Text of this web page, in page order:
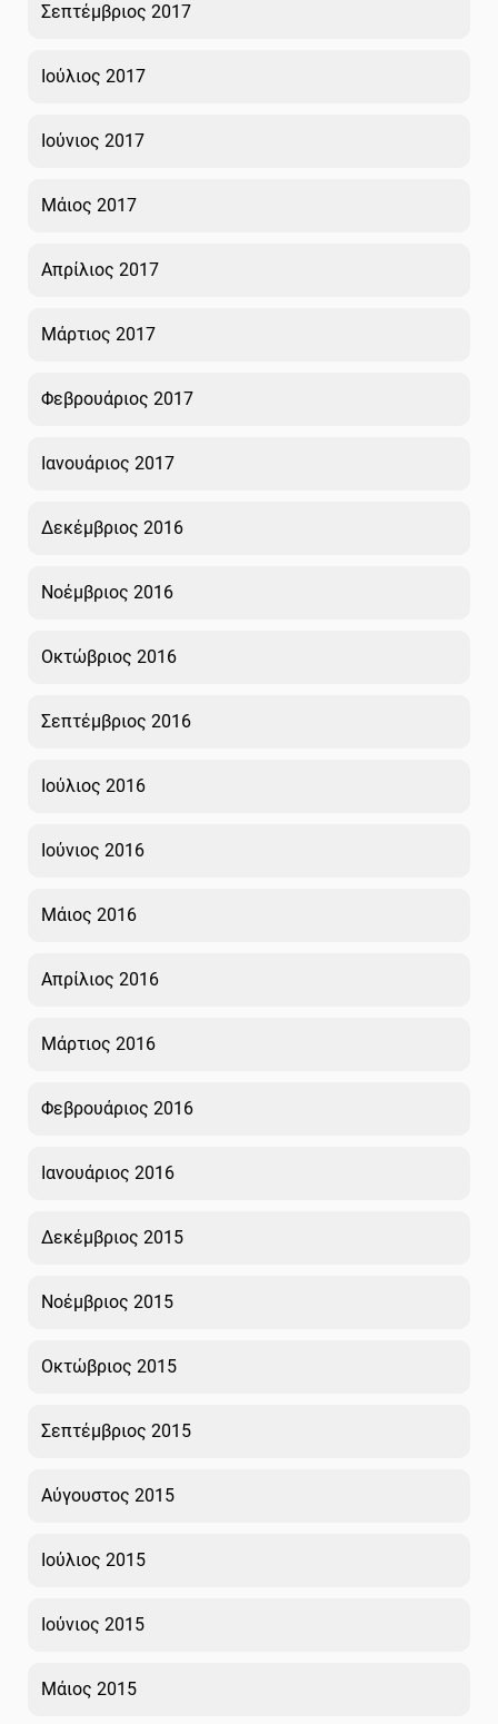
Σεπτέμβριος 2017
Ιούλιος 2017
Ιούνιος 2017
Μάιος 2017
Απρίλιος 2017
Μάρτιος 2017
Φεβρουάριος 2017
Ιανουάριος 2017
Δεκέμβριος 2016
Νοέμβριος 2016
Οκτώβριος 2016
Σεπτέμβριος 2016
Ιούλιος 2016
Ιούνιος 2016
Μάιος 2016
Απρίλιος 2016
Μάρτιος 2016
Φεβρουάριος 2016
Ιανουάριος 2016
Δεκέμβριος 2015
Νοέμβριος 2015
Οκτώβριος 2015
Σεπτέμβριος 2015
Αύγουστος 2015
Ιούλιος 2015
Ιούνιος 2015
Μάιος 2015